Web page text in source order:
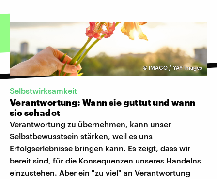
©IMAGO / YAY Images
Selbstwirksamkeit
Verantwortung: Wann sie guttut und wann
sie schadet
Verantwortung zu übernehmen, kann unser
Selbstbewusstsein stärken, weil es uns
Erfolgserlebnisse bringen kann. Es zeigt, dass wir
bereit sind, für die Konsequenzen unseres Handelns
einzustehen. Aber ein "zu viel" an Verantwortung